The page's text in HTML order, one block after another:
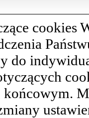
cookies
do
końcowym.